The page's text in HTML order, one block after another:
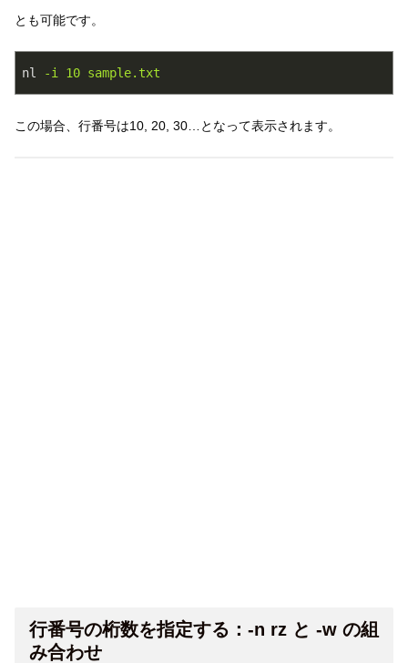
とも可能です。
nl -i 10 sample.txt
この場合、行番号は10, 20, 30…となって表示されます。
行番号の桁数を指定する：-n rz と -w の組
み合わせ